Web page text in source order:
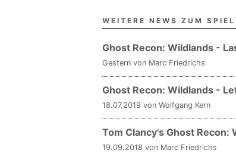
WEITERE NEWS ZUM SPIEL
Ghost Recon: Wildlands -
Gestern von Marc Friedrichs
Ghost Recon: Wildlands -
18.07.2019 von Wolfgang Kern
Tom Clancy's Ghost
19.09.2018 von Marc Friedrichs